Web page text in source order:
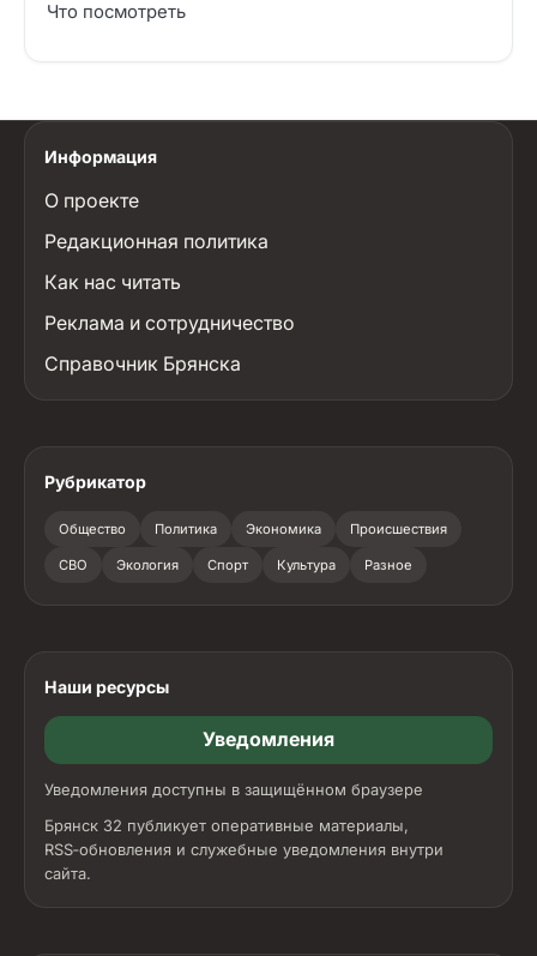
Что посмотреть
Информация
О проекте
Редакционная политика
Как нас читать
Реклама и сотрудничество
Справочник Брянска
Рубрикатор
Общество Политика Экономика Происшествия
СВО Экология Спорт Культура Разное
Наши ресурсы
Уведомления
Уведомления доступны в защищённом браузере
Брянск 32 публикует оперативные материалы,
RSS‑обновления и служебные уведомления внутри
сайта.